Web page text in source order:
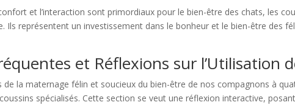
et l’interaction sont primordiaux pour le bien-être des chats, les
Ils représentent un investissement dans le bonheur et le bien-être des
et Réflexions sur l’Utilisation
de la maternage félin et soucieux du bien-être de nos compagnons à
spécialisés. Cette section se veut une réflexion interactive,